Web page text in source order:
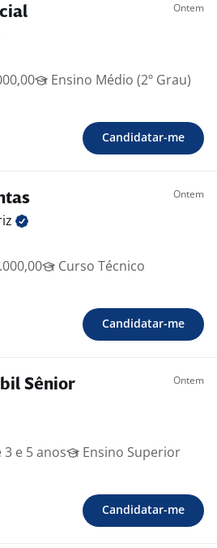
Ontem
Ensino Médio (2º Grau)
Candidatar-me
Ontem
Curso Técnico
Candidatar-me
Sênior Ontem
3 e 5 anos
Ensino Superior
Candidatar-me